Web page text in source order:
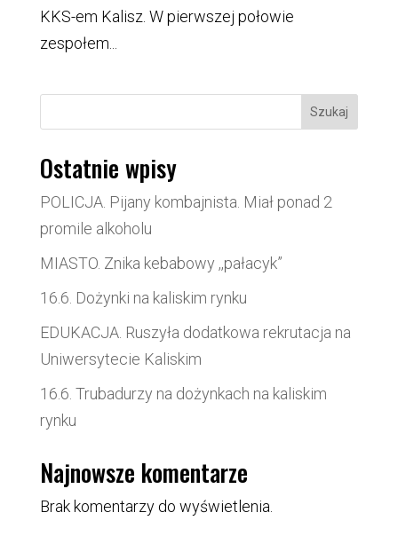
KKS-em Kalisz. W pierwszej połowie
zespołem...
Szukaj
Ostatnie wpisy
POLICJA. Pijany kombajnista. Miał ponad 2
promile alkoholu
MIASTO. Znika kebabowy ,,pałacyk”
16.6. Dożynki na kaliskim rynku
EDUKACJA. Ruszyła dodatkowa rekrutacja na
Uniwersytecie Kaliskim
16.6. Trubadurzy na dożynkach na kaliskim
rynku
Najnowsze komentarze
Brak komentarzy do wyświetlenia.